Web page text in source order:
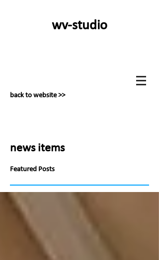
wv-studio
back to website >>
news items
Featured Posts